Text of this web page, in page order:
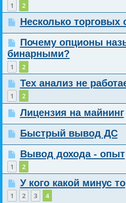
1 2
Несколько торговых
Почему опционы
бинарными?
1 2
Тех анализ не
1 2
Лицензия на майнинг
Быстрый вывод ДС
Вывод дохода - опыт
1 2
У кого какой минус
1 2 3 4